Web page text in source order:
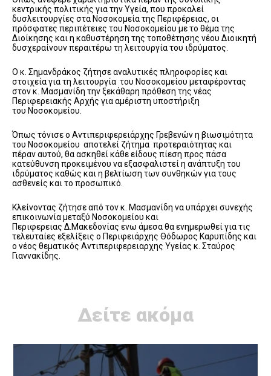
κεντρικής πολιτικής για την Υγεία, που προκαλεί
δυσλειτουργίες στα Νοσοκομεία της Περιφέρειας, οι
πρόσφατες περιπέτειες του Νοσοκομείου με το θέμα της
Διοίκησης και η καθυστέρηση της τοποθέτησης νέου Διοικητή
δυσχεραίνουν περαιτέρω τη λειτουργία του ιδρύματος.
Ο κ. Σημανδράκος ζήτησε αναλυτικές πληροφορίες και
στοιχεία για τη λειτουργία του Νοσοκομείου μεταφέροντας
στον κ. Μασμανίδη την ξεκάθαρη πρόθεση της νέας
Περιφερειακής Αρχής για αμέριστη υποστήριξη
του Νοσοκομείου.
Όπως τόνισε ο Αντιπεριφερειάρχης Γρεβενών η βιωσιμότητα
του Νοσοκομείου αποτελεί ζήτημα προτεραιότητας και
πέραν αυτού, θα ασκηθεί κάθε είδους πίεση προς πάσα
κατεύθυνση προκειμένου να εξασφαλιστεί η ανάπτυξη του
ιδρύματος καθώς και η βελτίωση των συνθηκών για τους
ασθενείς και το προσωπικό.
Κλείνοντας ζήτησε από τον κ. Μασμανίδη να υπάρχει συνεχής
επικοινωνία μεταξύ Νοσοκομείου και
Περιφερειας Δ.Μακεδονίας ενω άμεσα θα ενημερωθεί για τις
τελευταίες εξελίξεις ο Περιφειάρχης Θόδωρος Καρυπίδης και
ο νέος θεματικός Αντιπεριφερειαρχης Υγείας κ. Σταύρος
Γιαννακίδης.
Δείτε ακόμα